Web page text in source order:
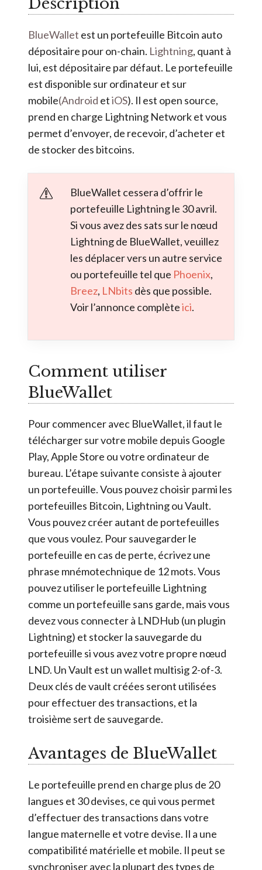
BlueWallet est un portefeuille Bitcoin auto
dépositaire pour on-chain. Lightning, quant à
lui, est dépositaire par défaut. Le portefeuille
est disponible sur ordinateur et sur
mobile(Android etiOS). Il est open source,
prend en charge Lightning Network et vous
permet d’envoyer, de recevoir, d’acheter et
de stocker des bitcoins.
BlueWallet cessera d’offrir le
portefeuille Lightning le 30 avril.
Si vous avez des sats sur le nœud
Lightning de BlueWallet, veuillez
les déplacer vers un autre service
ou portefeuille tel que Phoenix,
Breez, LNbits dès que possible.
Voir l’annonce complèteici.
Comment utiliser
BlueWallet
Pour commencer avec BlueWallet, il faut le
télécharger sur votre mobile depuis Google
Play, Apple Store ou votre ordinateur de
bureau. L’étape suivante consiste à ajouter
un portefeuille. Vous pouvez choisir parmi les
portefeuilles Bitcoin, Lightning ou Vault.
Vous pouvez créer autant de portefeuilles
que vous voulez. Pour sauvegarder le
portefeuille en cas de perte, écrivez une
phrase mnémotechnique de 12 mots. Vous
pouvez utiliser le portefeuille Lightning
comme un portefeuille sans garde, mais vous
devez vous connecter à LNDHub (un plugin
Lightning) et stocker la sauvegarde du
portefeuille si vous avez votre propre nœud
LND. Un Vault est un wallet multisig 2-of-3.
Deux clés de vault créées seront utilisées
pour effectuer des transactions, et la
troisième sert de sauvegarde.
Avantages de BlueWallet
Le portefeuille prend en charge plus de 20
langues et 30 devises, ce qui vous permet
d’effectuer des transactions dans votre
langue maternelle et votre devise. Il a une
compatibilité matérielle et mobile. Il peut se
synchroniser avec la plupart des types de